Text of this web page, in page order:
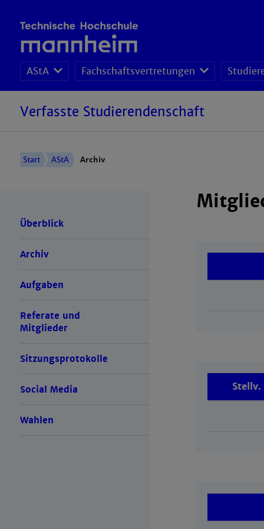
AStA Fachschaftsvertretungen
Verfasste Studierendenschaft
Start AStA Archiv
Überblick
Archiv
Aufgaben
Referate und
Mitglieder
Sitzungsprotokolle
Social Media
Wahlen